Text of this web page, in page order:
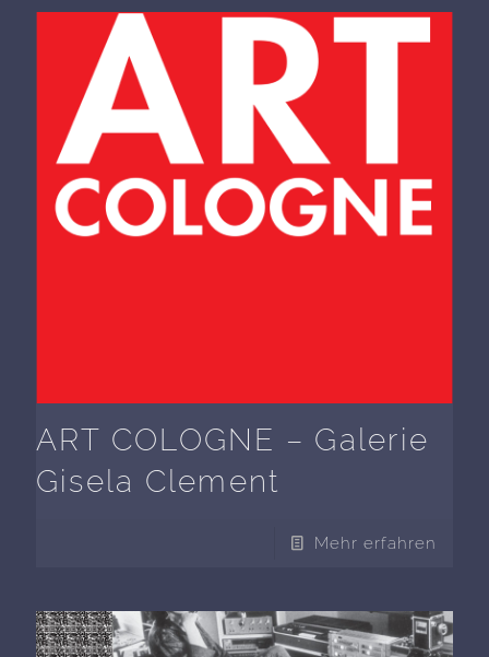
ART COLOGNE – Galerie
Gisela Clement
Mehr erfahren